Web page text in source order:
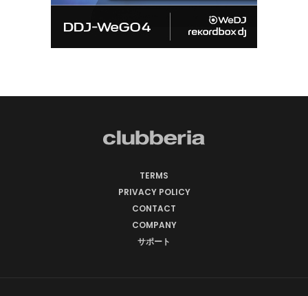
TERMS
PRIVACY POLICY
CONTACT
COMPANY
サポート